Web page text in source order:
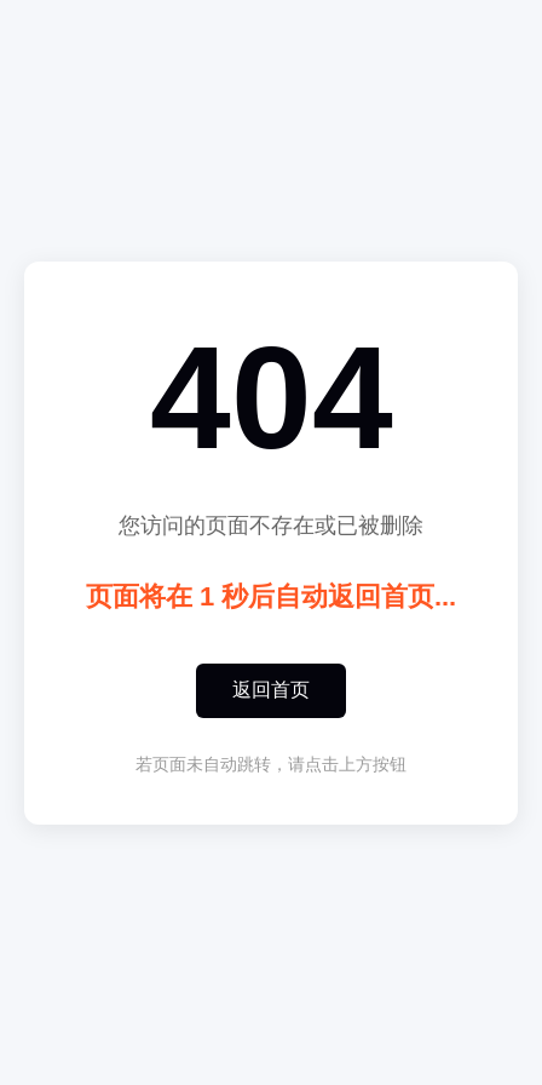
404
您访问的页面不存在或已被删除
页面将在 1 秒后自动返回首页...
返回首页
若页面未自动跳转，请点击上方按钮